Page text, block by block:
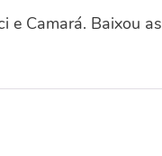
e Camará. Baixou as